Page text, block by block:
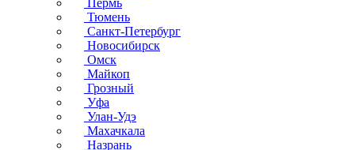
Пермь
Тюмень
Санкт-Петербург
Новосибирск
Омск
Майкоп
Грозный
Уфа
Улан-Удэ
Махачкала
Назрань